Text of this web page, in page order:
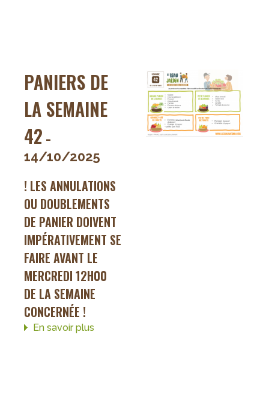
PANIERS DE
LA SEMAINE
42 -
14/10/2025
! LES ANNULATIONS
OU DOUBLEMENTS
DE PANIER DOIVENT
IMPÉRATIVEMENT SE
FAIRE AVANT LE
MERCREDI 12H00
DE LA SEMAINE
CONCERNÉE !
En savoir plus